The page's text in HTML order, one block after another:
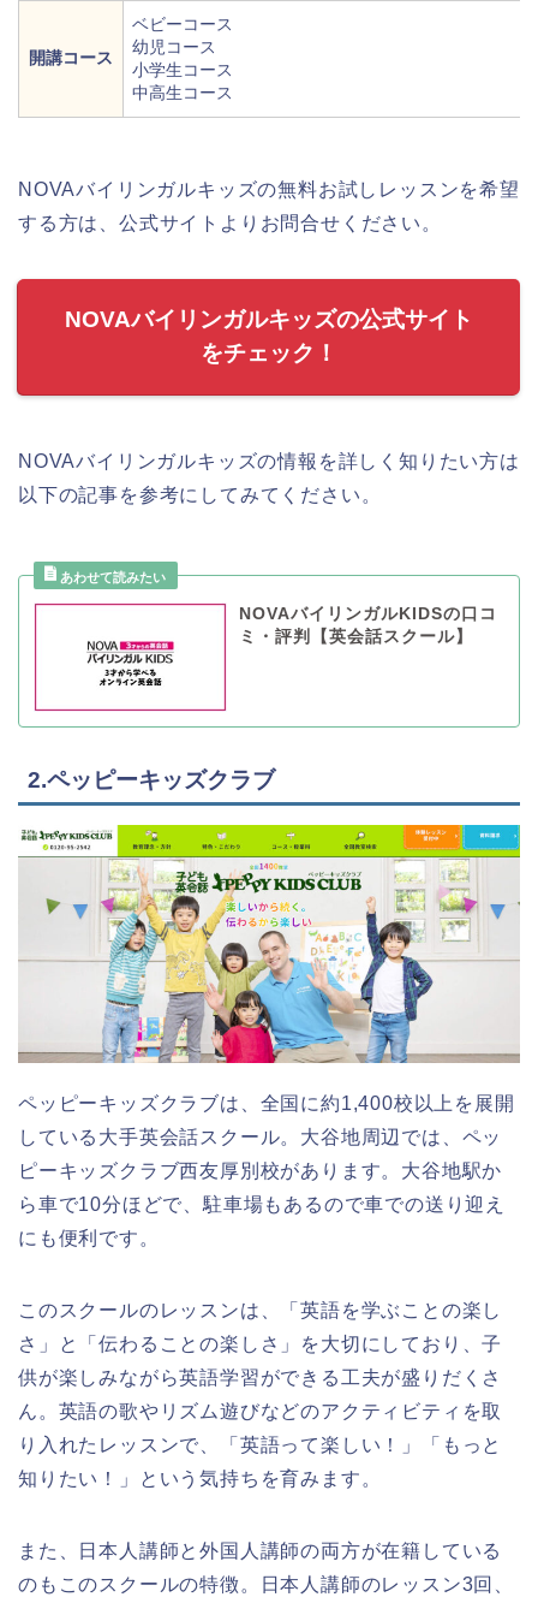
開講コース
ベビーコース
幼児コース
小学生コース
中高生コース
NOVAバイリンガルキッズの無料お試しレッスンを希望
する方は、公式サイトよりお問合せください。
NOVAバイリンガルキッズの公式サイト
をチェック！
NOVAバイリンガルキッズの情報を詳しく知りたい方は
以下の記事を参考にしてみてください。
NOVAバイリンガルKIDSの口コ
ミ・評判【英会話スクール】
2.ペッピーキッズクラブ
ペッピーキッズクラブは、全国に約1,400校以上を展開
している大手英会話スクール。大谷地周辺では、ペッ
ピーキッズクラブ西友厚別校があります。大谷地駅か
ら車で10分ほどで、駐車場もあるので車での送り迎え
にも便利です。
このスクールのレッスンは、「英語を学ぶことの楽し
さ」と「伝わることの楽しさ」を大切にしており、子
供が楽しみながら英語学習ができる工夫が盛りだくさ
ん。英語の歌やリズム遊びなどのアクティビティを取
り入れたレッスンで、「英語って楽しい！」「もっと
知りたい！」という気持ちを育みます。
また、日本人講師と外国人講師の両方が在籍している
のもこのスクールの特徴。日本人講師のレッスン3回、